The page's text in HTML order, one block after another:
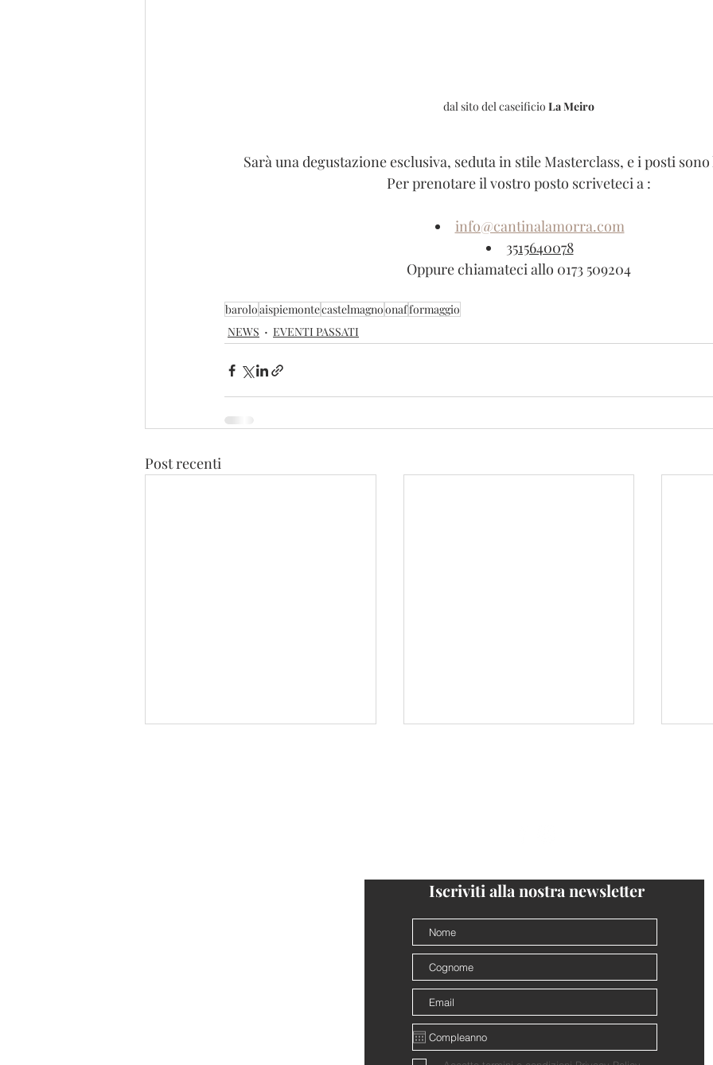
dal sito del caseificio La Meiro
Sarà una degustazione esclusiva, seduta in stile Masterclass, e i posti
Per prenotare il vostro posto scriveteci a :
info@cantinalamorra.com
3515640078
Oppure chiamateci allo 0173 509204
baroloaispiemontecastelmagnoonafformaggio
NEWS
EVENTI PASSATI
Post recenti
Iscriviti alla nostra newsletter